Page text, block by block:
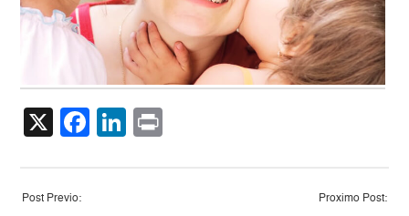
X Facebook
LinkedIn
Post Previo: Proximo Post: